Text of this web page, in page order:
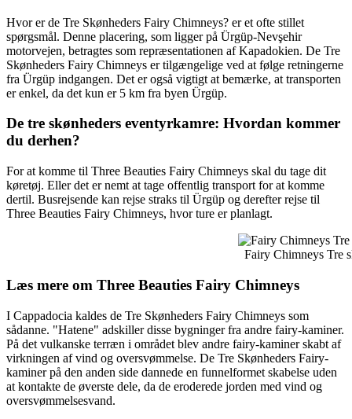
Hvor er de Tre Skønheders Fairy Chimneys? er et ofte stillet
spørgsmål. Denne placering, som ligger på Ürgüp-Nevşehir
motorvejen, betragtes som repræsentationen af Kapadokien. De Tre
Skønheders Fairy Chimneys er tilgængelige ved at følge retningerne
fra Ürgüp indgangen. Det er også vigtigt at bemærke, at transporten
er enkel, da det kun er 5 km fra byen Ürgüp.
De tre skønheders eventyrkamre: Hvordan kommer
du derhen?
For at komme til Three Beauties Fairy Chimneys skal du tage dit
køretøj. Eller det er nemt at tage offentlig transport for at komme
dertil. Busrejsende kan rejse straks til Ürgüp og derefter rejse til
Three Beauties Fairy Chimneys, hvor ture er planlagt.
Fairy Chimneys Tre
Læs mere om Three Beauties Fairy Chimneys
I Cappadocia kaldes de Tre Skønheders Fairy Chimneys som
sådanne. "Hatene" adskiller disse bygninger fra andre fairy-kaminer.
På det vulkanske terræn i området blev andre fairy-kaminer skabt af
virkningen af vind og oversvømmelse. De Tre Skønheders Fairy-
kaminer på den anden side dannede en funnelformet skabelse uden
at kontakte de øverste dele, da de eroderede jorden med vind og
oversvømmelsesvand.